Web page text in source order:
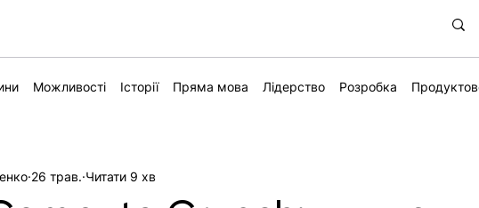
Можливості Історії Пряма мова Лідерство Розробка
26 трав. Читати 9 хв